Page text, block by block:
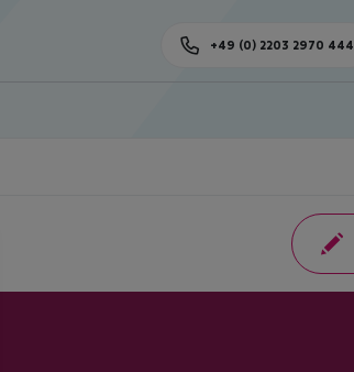
+49 (0) 2203 2970 444